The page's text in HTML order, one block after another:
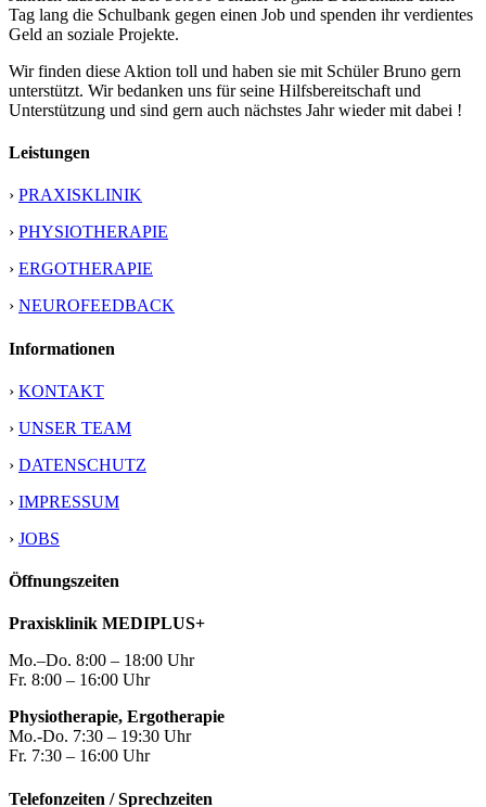
Tag lang die Schulbank gegen einen Job und spenden ihr verdientes
Geld an soziale Projekte.
Wir finden diese Aktion toll und haben sie mit Schüler Bruno gern
unterstützt. Wir bedanken uns für seine Hilfsbereitschaft und
Unterstützung und sind gern auch nächstes Jahr wieder mit dabei !
Leistungen
› PRAXISKLINIK
› PHYSIOTHERAPIE
› ERGOTHERAPIE
› NEUROFEEDBACK
Informationen
› KONTAKT
› UNSER TEAM
› DATENSCHUTZ
› IMPRESSUM
› JOBS
Öffnungszeiten
Praxisklinik MEDIPLUS+
Mo.–Do. 8:00 – 18:00 Uhr
Fr. 8:00 – 16:00 Uhr
Physiotherapie, Ergotherapie
Mo.-Do. 7:30 – 19:30 Uhr
Fr. 7:30 – 16:00 Uhr
Telefonzeiten / Sprechzeiten